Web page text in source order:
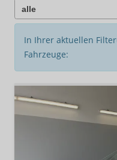
In Ihrer aktuellen
Fahrzeuge: